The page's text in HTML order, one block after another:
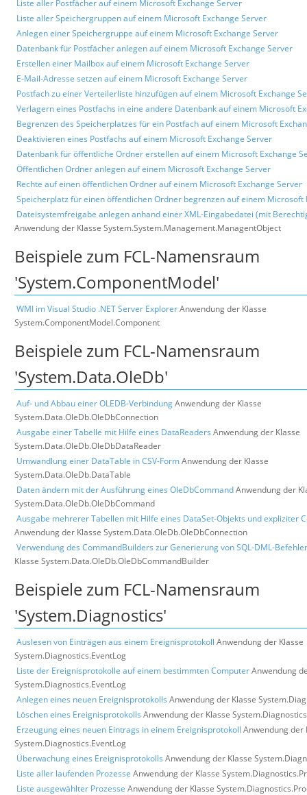
Liste aller Postfächer auf einem Microsoft Exchange Server
Liste aller Speichergruppen auf einem Microsoft Exchange Server
Anlegen einer Speichergruppe auf einem Microsoft Exchange Server
Datenbank für Postfächer anlegen auf einem Microsoft Exchange Server
Erstellen einer Mailbox auf einem Microsoft Exchange Server
E-Mail-Adresse setzen auf einem Microsoft Exchange Server
Postfach zu einer Verteilerliste hinzufügen auf einem Microsoft Exchange
Verlagern eines Postfachs in eine andere Datenbank auf einem Microsoft
Begrenzen des Speicherplatzes für ein Postfach auf einem Microsoft
Deaktivieren eines Postfachs auf einem Microsoft Exchange Server
Datenbank für öffentliche Ordner erstellen auf einem Microsoft Exchange
Öffentlichen Ordner anlegen auf einem Microsoft Exchange Server
Rechte auf einen öffentlichen Ordner auf einem Microsoft Exchange Server
Speicherplatz für einen öffentlichen Ordner begrenzen auf einem Microsoft
Dateisystemfreigabe anlegen anhand einer XML-Eingabedatei (mit
Anwendung der Klasse System.System.Management.ManagentObject
Beispiele zum FCL-Namensraum
'System.ComponentModel'
WMI im Visual Studio .NET Server ExplorerAnwendung der Klasse
System.ComponentModel.Component
Beispiele zum FCL-Namensraum
'System.Data.OleDb'
Auf- und Abbau einer OLEDB-VerbindungAnwendung der Klasse
System.Data.OleDb.OleDbConnection
Ausgabe einer Tabelle mit Hilfe eines DataReaders Anwendung der Klasse
System.Data.OleDb.OleDbDataReader
Umwandlung einer DataTable in CSV-FormAnwendung der Klasse
System.Data.OleDb.DataTable
Daten ändern mit der Ausführung eines OleDbCommandAnwendung der
System.Data.OleDb.OleDbCommand
Ausgabe mehrerer Tabellen mit Hilfe eines DataSet-Objekts und expliziter
Anwendung der Klasse System.Data.OleDb.OleDbConnection
Verwendung des CommandBuilders zur Generierung von SQL-DML-
Klasse System.Data.OleDb.OleDbCommandBuilder
Beispiele zum FCL-Namensraum
'System.Diagnostics'
Auslesen von Einträgen aus einem Ereignisprotokoll Anwendung der Klasse
System.Diagnostics.EventLog
Liste der Ereignisprotokolle auf einem bestimmten ComputerAnwendung
System.Diagnostics.EventLog
Anlegen eines neuen Ereignisprotokolls Anwendung der Klasse
Löschen eines Ereignisprotokolls Anwendung der Klasse
Erzeugung eines neuen Eintrags in einem Ereignisprotokoll Anwendung der
System.Diagnostics.EventLog
Überwachung eines Ereignisprotokolls Anwendung der Klasse
Liste aller laufenden Prozesse Anwendung der Klasse
Liste ausgewählter Prozesse Anwendung der Klasse